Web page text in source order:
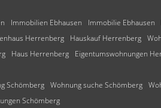
Immobilien Ebhausen Immobilie Ebhausen
Herrenberg Hauskauf Herrenberg
Haus Herrenberg Eigentumswohnungen
Schömberg Wohnung suche Schömberg
Schömberg